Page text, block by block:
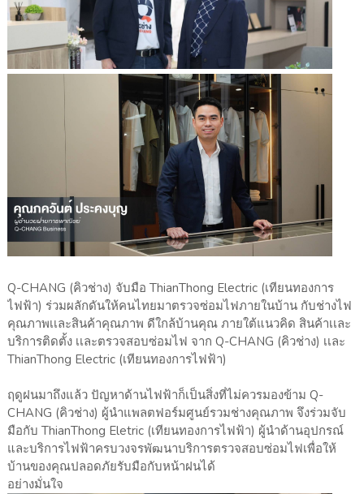
Q-CHANG (คิวช่าง) จับมือ ThianThong Electric (เทียนทองการ
ไฟฟ้า) ร่วมผลักดันให้คนไทยมาตรวจซ่อมไฟภายในบ้าน กับช่างไฟ
คุณภาพเเละสินค้าคุณภาพ ดีใกล้บ้านคุณ ภายใต้แนวคิด สินค้าเเละ
บริการติดตั้ง เเละตรวจสอบซ่อมไฟ จาก Q-CHANG (คิวช่าง) เเละ
ThianThong Electric (เทียนทองการไฟฟ้า)
ฤดูฝนมาถึงแล้ว ปัญหาด้านไฟฟ้าก็เป็นสิ่งที่ไม่ควรมองข้าม Q-
CHANG (คิวช่าง) ผู้นำแพลตฟอร์มศูนย์รวมช่างคุณภาพ จึงร่วมจับ
มือกับ ThianThong Eletric (เทียนทองการไฟฟ้า) ผู้นำด้านอุปกรณ์
และบริการไฟฟ้าครบวงจรพัฒนาบริการตรวจสอบซ่อมไฟเพื่อให้
บ้านของคุณปลอดภัยรับมือกับหน้าฝนได้
อย่างมั่นใจ